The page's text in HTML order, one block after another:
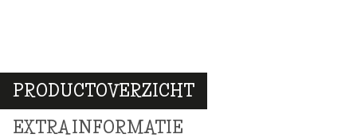
PRODUCTOVERZICHT
EXTRA INFORMATIE